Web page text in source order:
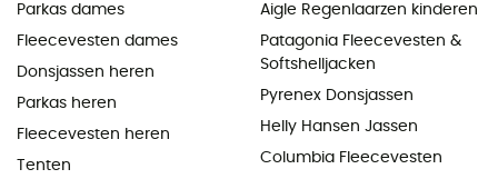
Parkas dames
Fleecevesten dames
Donsjassen heren
Parkas heren
Fleecevesten heren
Tenten
Aigle Regenlaarzen kinderen
Patagonia Fleecevesten &
Softshelljacken
Pyrenex Donsjassen
Helly Hansen Jassen
Columbia Fleecevesten